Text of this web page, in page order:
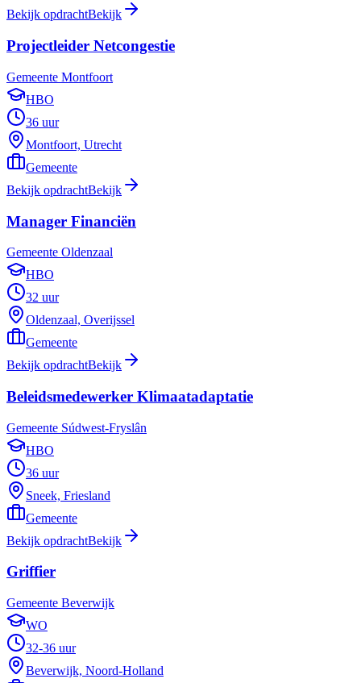
Bekijk opdrachtBekijk
Projectleider Netcongestie
Gemeente Montfoort
HBO
36 uur
Montfoort, Utrecht
Gemeente
Bekijk opdrachtBekijk
Manager Financiën
Gemeente Oldenzaal
HBO
32 uur
Oldenzaal, Overijssel
Gemeente
Bekijk opdrachtBekijk
Beleidsmedewerker Klimaatadaptatie
Gemeente Súdwest-Fryslân
HBO
36 uur
Sneek, Friesland
Gemeente
Bekijk opdrachtBekijk
Griffier
Gemeente Beverwijk
WO
32-36 uur
Beverwijk, Noord-Holland